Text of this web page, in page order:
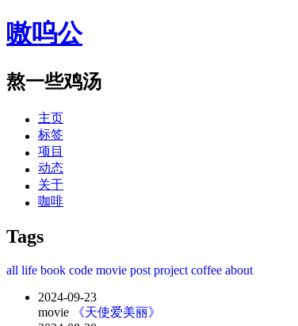
嗷呜公
熬一些鸡汤
主页
标签
项目
动态
关于
咖啡
Tags
all life book code movie post project coffee about
2024-09-23
movie
《天使爱美丽》